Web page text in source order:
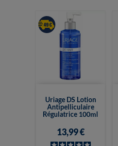
Uriage DS Lotion
Antipelliculaire
Régulatrice 100ml
13,99 €